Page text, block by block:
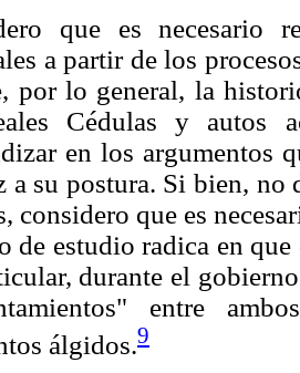
que es necesario
a partir de los
por lo general, la
Cédulas y autos
en los argumentos
a su postura. Si bien, no
considero que es
de estudio radica en
durante el
entre
álgidos.9